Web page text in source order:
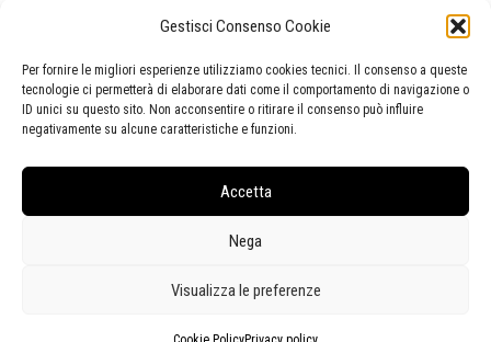
Gestisci Consenso Cookie
Per fornire le migliori esperienze utilizziamo cookies tecnici. Il consenso a queste
tecnologie ci permetterà di elaborare dati come il comportamento di navigazione o
ID unici su questo sito. Non acconsentire o ritirare il consenso può influire
negativamente su alcune caratteristiche e funzioni.
Accetta
Nega
Visualizza le preferenze
Cell:+39 338 5714978 (orario apertura Galleria)
Tel:
+39 0584 944580
(orario 09.00/13.00)
Email:gamc@comune.viareggio.lu.it
Segnalazione di inaccessibilità